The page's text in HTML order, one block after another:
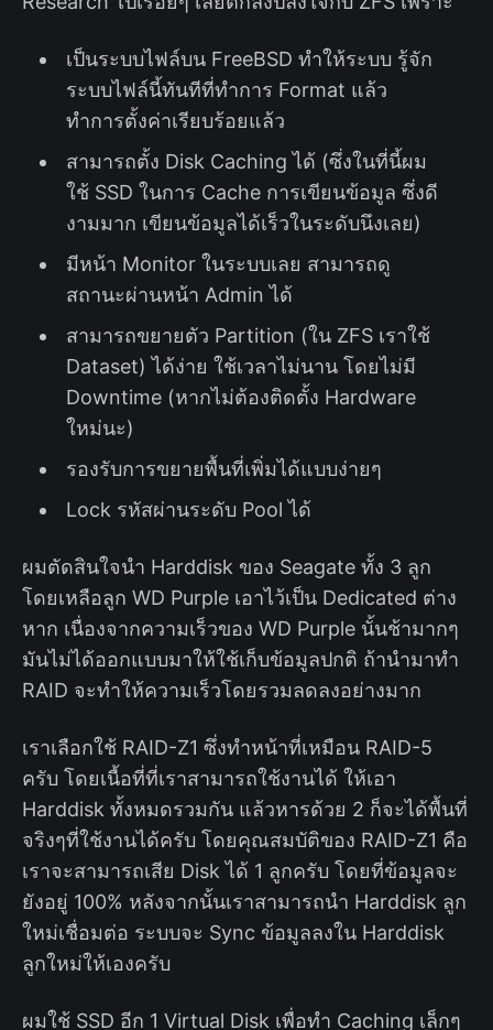
เป็นระบบไฟล์บน FreeBSD ทำให้ระบบ รู้จัก
ระบบไฟล์นี้ทันทีที่ทำการ Format แล้ว
ทำการตั้งค่าเรียบร้อยแล้ว
สามารถตั้ง Disk Caching ได้ (ซึ่งในที่นี้ผม
ใช้ SSD ในการ Cache การเขียนข้อมูล ซึ่งดี
งามมาก เขียนข้อมูลได้เร็วในระดับนึงเลย)
มีหน้า Monitor ในระบบเลย สามารถดู
สถานะผ่านหน้า Admin ได้
สามารถขยายตัว Partition (ใน ZFS เราใช้
Dataset) ได้ง่าย ใช้เวลาไม่นาน โดยไม่มี
Downtime (หากไม่ต้องติดตั้ง Hardware
ใหม่นะ)
รองรับการขยายพื้นที่เพิ่มได้แบบง่ายๆ
Lock รหัสผ่านระดับ Pool ได้
ผมตัดสินใจนำ Harddisk ของ Seagate ทั้ง 3 ลูก
โดยเหลือลูก WD Purple เอาไว้เป็น Dedicated ต่าง
หาก เนื่องจากความเร็วของ WD Purple นั้นช้ามากๆ
มันไม่ได้ออกแบบมาให้ใช้เก็บข้อมูลปกติ ถ้านำมาทำ
RAID จะทำให้ความเร็วโดยรวมลดลงอย่างมาก
เราเลือกใช้ RAID-Z1 ซึ่งทำหน้าที่เหมือน RAID-5
ครับ โดยเนื้อที่ที่เราสามารถใช้งานได้ ให้เอา
Harddisk ทั้งหมดรวมกัน แล้วหารด้วย 2 ก็จะได้พื้นที่
จริงๆที่ใช้งานได้ครับ โดยคุณสมบัติของ RAID-Z1 คือ
เราจะสามารถเสีย Disk ได้ 1 ลูกครับ โดยที่ข้อมูลจะ
ยังอยู่ 100% หลังจากนั้นเราสามารถนำ Harddisk ลูก
ใหม่เชื่อมต่อ ระบบจะ Sync ข้อมูลลงใน Harddisk
ลูกใหม่ให้เองครับ
ผมใช้ SSD อีก 1 Virtual Disk เพื่อทำ Caching เล็กๆ